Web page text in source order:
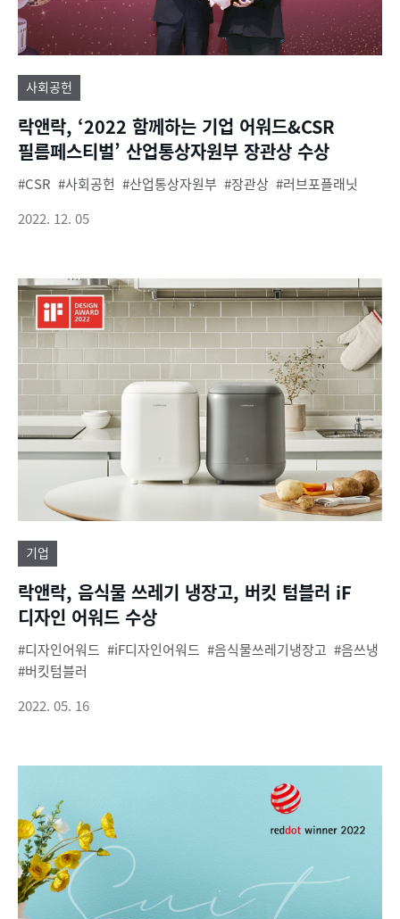
사회공헌
락앤락, ‘2022 함께하는 기업 어워드&CSR
필름페스티벌’ 산업통상자원부 장관상 수상
CSR 사회공헌 산업통상자원부 장관상
러브포플래닛
2022. 12. 05
기업
락앤락, 음식물 쓰레기 냉장고, 버킷 텀블러 iF
디자인 어워드 수상
디자인어워드 iF디자인어워드 음식물쓰레기냉장고
음쓰냉
버킷텀블러
2022. 05. 16